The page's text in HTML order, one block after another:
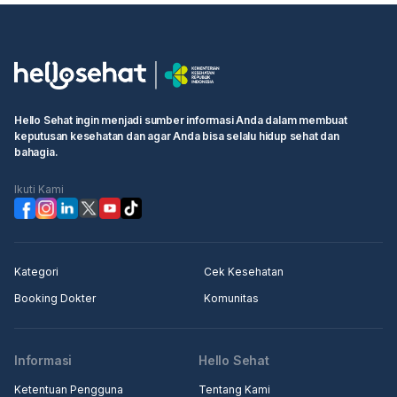
ada penanganan lain yang diperlukan.
Hello Sehat ingin menjadi sumber informasi Anda dalam membuat
keputusan kesehatan dan agar Anda bisa selalu hidup sehat dan
bahagia.
Ikuti Kami
Kategori
Cek Kesehatan
Booking Dokter
Komunitas
Informasi
Ketentuan Pengguna
Hello Sehat
Tentang Kami